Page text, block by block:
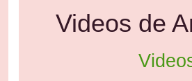
Videos de